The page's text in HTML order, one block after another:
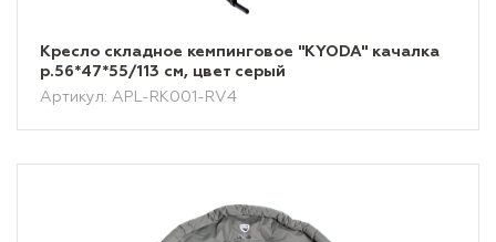
Кресло складное кемпинговое "KYODA" качалка
р.56*47*55/113 см, цвет серый
Артикул: APL-RK001-RV4